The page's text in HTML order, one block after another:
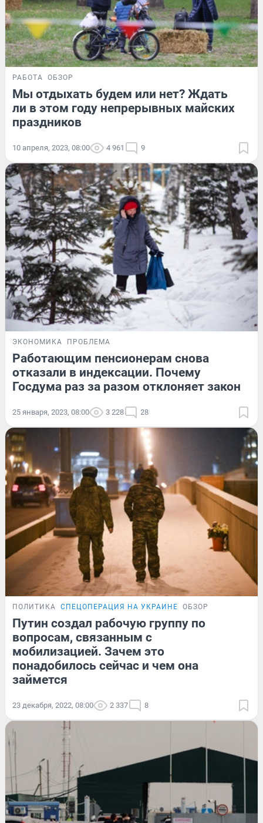
РАБОТА ОБЗОР
Мы отдыхать будем или нет? Ждать
ли в этом году непрерывных майских
праздников
10 апреля, 2023, 08:00 4 961 9
ЭКОНОМИКА ПРОБЛЕМА
Работающим пенсионерам снова
отказали в индексации. Почему
Госдума раз за разом отклоняет закон
25 января, 2023, 08:00 3 228 28
ПОЛИТИКА СПЕЦОПЕРАЦИЯ НА УКРАИНЕ ОБЗОР
Путин создал рабочую группу по
вопросам, связанным с
мобилизацией. Зачем это
понадобилось сейчас и чем она
займется
23 декабря, 2022, 08:00 2 337 8